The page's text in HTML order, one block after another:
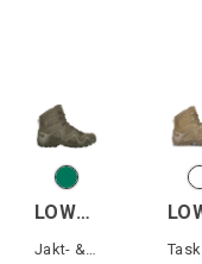
LOWA ZEPHYR GTX MID TF
Jakt- & militärkänga med Gore-Tex